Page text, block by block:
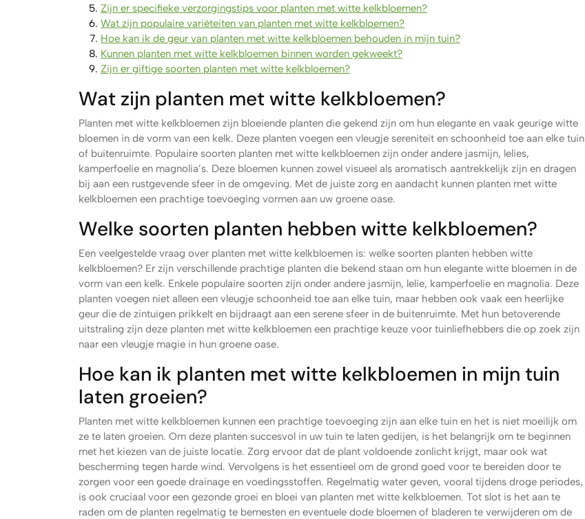
Zijn er specifieke verzorgingstips voor planten met witte kelkbloemen?
Wat zijn populaire variëteiten van planten met witte kelkbloemen?
Hoe kan ik de geur van planten met witte kelkbloemen behouden in mijn tuin?
Kunnen planten met witte kelkbloemen binnen worden gekweekt?
Zijn er giftige soorten planten met witte kelkbloemen?
Wat zijn planten met witte kelkbloemen?
Planten met witte kelkbloemen zijn bloeiende planten die gekend zijn om hun elegante en vaak geurige witte
bloemen in de vorm van een kelk. Deze planten voegen een vleugje sereniteit en schoonheid toe aan elke tuin
of buitenruimte. Populaire soorten planten met witte kelkbloemen zijn onder andere jasmijn, lelies,
kamperfoelie en magnolia’s. Deze bloemen kunnen zowel visueel als aromatisch aantrekkelijk zijn en dragen
bij aan een rustgevende sfeer in de omgeving. Met de juiste zorg en aandacht kunnen planten met witte
kelkbloemen een prachtige toevoeging vormen aan uw groene oase.
Welke soorten planten hebben witte kelkbloemen?
Een veelgestelde vraag over planten met witte kelkbloemen is: welke soorten planten hebben witte
kelkbloemen? Er zijn verschillende prachtige planten die bekend staan om hun elegante witte bloemen in de
vorm van een kelk. Enkele populaire soorten zijn onder andere jasmijn, lelie, kamperfoelie en magnolia. Deze
planten voegen niet alleen een vleugje schoonheid toe aan elke tuin, maar hebben ook vaak een heerlijke
geur die de zintuigen prikkelt en bijdraagt aan een serene sfeer in de buitenruimte. Met hun betoverende
uitstraling zijn deze planten met witte kelkbloemen een prachtige keuze voor tuinliefhebbers die op zoek zijn
naar een vleugje magie in hun groene oase.
Hoe kan ik planten met witte kelkbloemen in mijn tuin
laten groeien?
Planten met witte kelkbloemen kunnen een prachtige toevoeging zijn aan elke tuin en het is niet moeilijk om
ze te laten groeien. Om deze planten succesvol in uw tuin te laten gedijen, is het belangrijk om te beginnen
met het kiezen van de juiste locatie. Zorg ervoor dat de plant voldoende zonlicht krijgt, maar ook wat
bescherming tegen harde wind. Vervolgens is het essentieel om de grond goed voor te bereiden door te
zorgen voor een goede drainage en voedingsstoffen. Regelmatig water geven, vooral tijdens droge periodes,
is ook cruciaal voor een gezonde groei en bloei van planten met witte kelkbloemen. Tot slot is het aan te
raden om de planten regelmatig te bemesten en eventuele dode bloemen of bladeren te verwijderen om de